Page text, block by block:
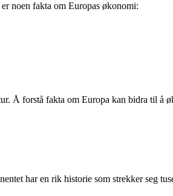
noen fakta om Europas økonomi:
forstå fakta om Europa kan bidra til å
har en rik historie som strekker seg